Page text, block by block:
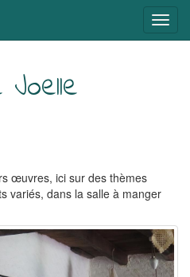
en
œuvres, ici sur des thèmes
variés, dans la salle à manger